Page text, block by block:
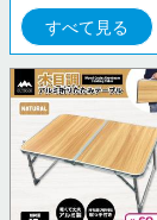
すべて見る